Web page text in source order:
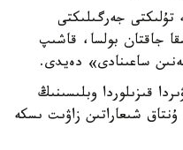
تۇلىكتى جەرگىلىكتى
جاقتان بولسا، قاشىپ
ساعىنادى» دەيدى.
قىزىلوردا وبلىسىنىڭ
ۇنتاق شىعاراتىن زاۋىت ىسكە